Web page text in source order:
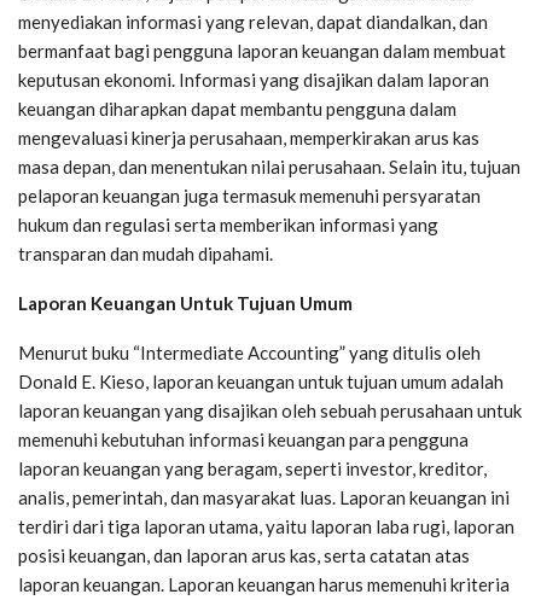
menyediakan informasi yang relevan, dapat diandalkan, dan
bermanfaat bagi pengguna laporan keuangan dalam membuat
keputusan ekonomi. Informasi yang disajikan dalam laporan
keuangan diharapkan dapat membantu pengguna dalam
mengevaluasi kinerja perusahaan, memperkirakan arus kas
masa depan, dan menentukan nilai perusahaan. Selain itu, tujuan
pelaporan keuangan juga termasuk memenuhi persyaratan
hukum dan regulasi serta memberikan informasi yang
transparan dan mudah dipahami.
Laporan Keuangan Untuk Tujuan Umum
Menurut buku “Intermediate Accounting” yang ditulis oleh
Donald E. Kieso, laporan keuangan untuk tujuan umum adalah
laporan keuangan yang disajikan oleh sebuah perusahaan untuk
memenuhi kebutuhan informasi keuangan para pengguna
laporan keuangan yang beragam, seperti investor, kreditor,
analis, pemerintah, dan masyarakat luas. Laporan keuangan ini
terdiri dari tiga laporan utama, yaitu laporan laba rugi, laporan
posisi keuangan, dan laporan arus kas, serta catatan atas
laporan keuangan. Laporan keuangan harus memenuhi kriteria